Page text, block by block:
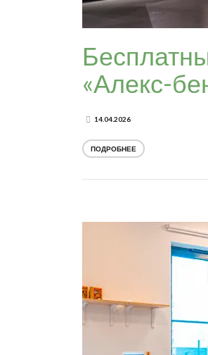
«Алекс-
14.04.2026
ПОДРОБНЕЕ